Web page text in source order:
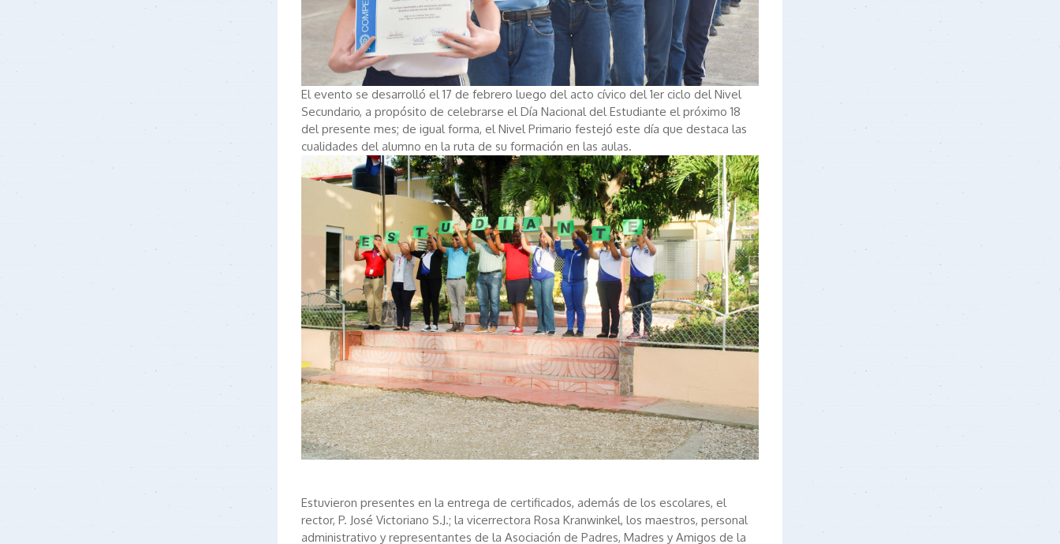
El evento se desarrolló el 17 de febrero luego del acto cívico del 1er ciclo del Nivel
Secundario, a propósito de celebrarse el Día Nacional del Estudiante el próximo 18
del presente mes; de igual forma, el Nivel Primario festejó este día que destaca las
cualidades del alumno en la ruta de su formación en las aulas.
Estuvieron presentes en la entrega de certificados, además de los escolares, el
rector, P. José Victoriano S.J.; la vicerrectora Rosa Kranwinkel, los maestros, personal
administrativo y representantes de la Asociación de Padres, Madres y Amigos de la